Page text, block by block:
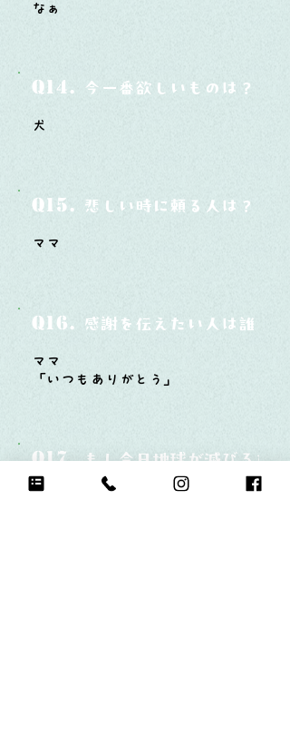
なぁ
Q14. 今一番欲しいものは？
犬
Q15. 悲しい時に頼る人は？
ママ
Q16. 感謝を伝えたい人は誰？
ママ
「いつもありがとう」
Q17. もし今日地球が滅びるなら
ゲームをしまくる